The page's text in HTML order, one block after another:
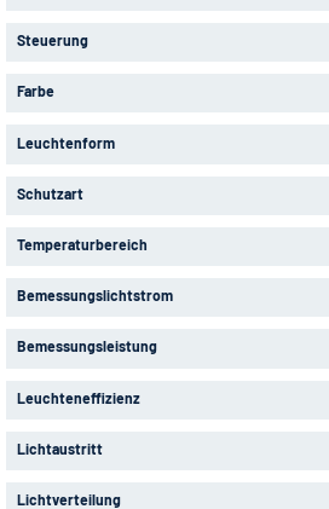
Steuerung
Farbe
Leuchtenform
Schutzart
Temperaturbereich
Bemessungslichtstrom
Bemessungsleistung
Leuchteneffizienz
Lichtaustritt
Lichtverteilung